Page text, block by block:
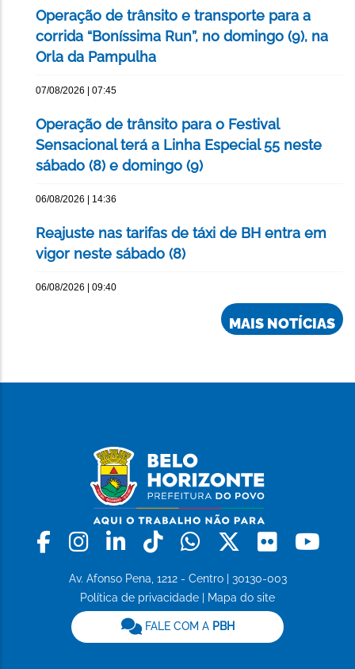
Operação de trânsito e transporte para a
corrida “Boníssima Run”, no domingo (9), na
Orla da Pampulha
07/08/2026 | 07:45
Operação de trânsito para o Festival
Sensacional terá a Linha Especial 55 neste
sábado (8) e domingo (9)
06/08/2026 | 14:36
Reajuste nas tarifas de táxi de BH entra em
vigor neste sábado (8)
06/08/2026 | 09:40
MAIS NOTÍCIAS
Facebook
Instagram
LinkedinTiktokWhatsapp
X Flickr
Av. Afonso Pena, 1212 - Centro | 30130-003
Política de privacidade
Mapa do site
FALE COM A PBH